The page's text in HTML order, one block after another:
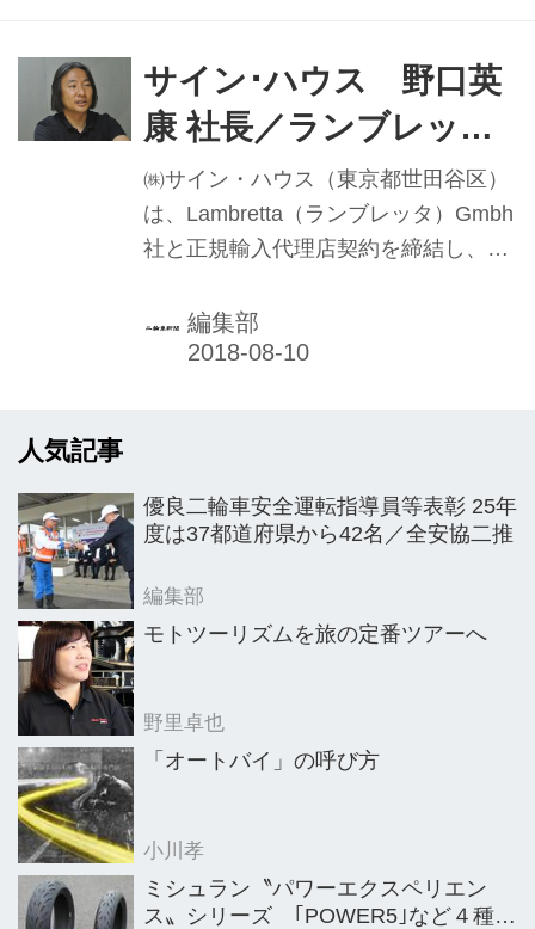
ランブレッタ、SYMの輸入販売元サイ
ン・ハウスの野口英康社長が、MCシ
ョーでの新型車披露のほかに、予定し
ていた活動でのアピールポイント、さ
らに今後の計画変更や施策について、
本紙の書面での取材に答えた。
サイン･ハウス 野口英
康 社長／ランブレッタ
｢販売網つくる気ない｣
㈱サイン・ハウス（東京都世田谷区）
は、Lambretta（ランブレッタ）Gmbh
社と正規輸入代理店契約を締結し、今
品の販売を開始した。一方、全盛期の
ハーレーダビッドソンジャパンでビュ
験豊富な野口社長は本紙取材に応じ、
ランブレッタの販売戦略などについて
編集部
人気記事
優良二輪車安全運転指導員等表彰 25年
度は37都道府県から42名／全安協二推
編集部
モトツーリズムを旅の定番ツアーへ
野里卓也
「オートバイ」の呼び方
小川孝
ミシュラン〝パワーエクスペリエン
ス〟シリーズ ｢POWER5｣など４種を